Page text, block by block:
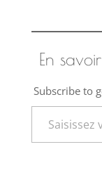
En
Subscribe to
Saisissez votre adresse e-mail…